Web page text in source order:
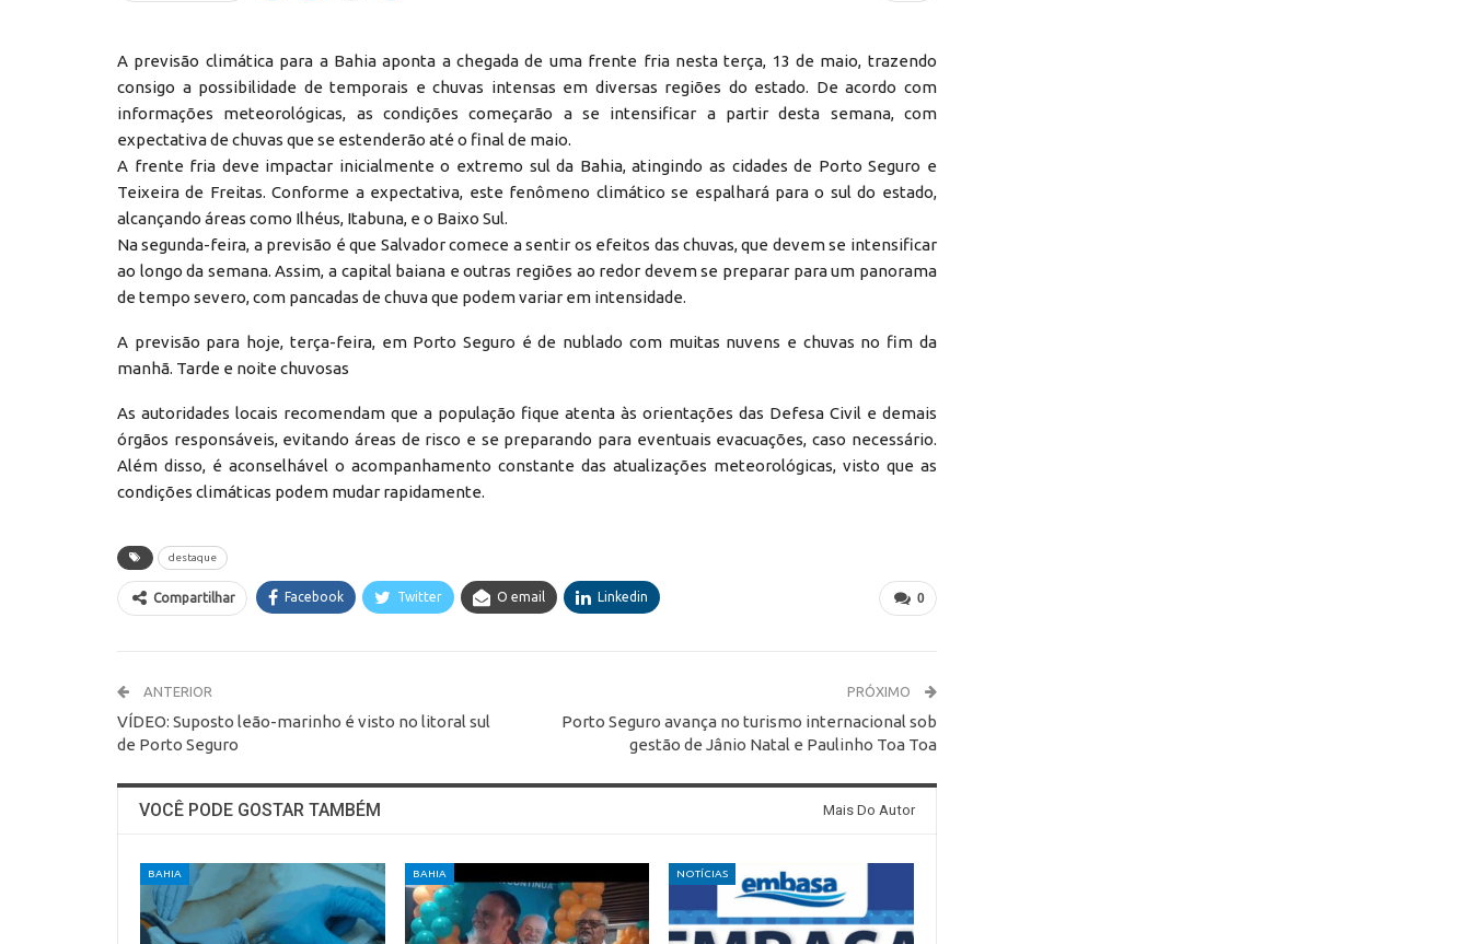
A previsão climática para a Bahia aponta a chegada de uma frente fria nesta terça, 13 de maio, trazendo
consigo a possibilidade de temporais e chuvas intensas em diversas regiões do estado. De acordo com
informações meteorológicas, as condições começarão a se intensificar a partir desta semana, com
expectativa de chuvas que se estenderão até o final de maio.
A frente fria deve impactar inicialmente o extremo sul da Bahia, atingindo as cidades de Porto Seguro e
Teixeira de Freitas. Conforme a expectativa, este fenômeno climático se espalhará para o sul do estado,
alcançando áreas como Ilhéus, Itabuna, e o Baixo Sul.
Na segunda-feira, a previsão é que Salvador comece a sentir os efeitos das chuvas, que devem se intensificar
ao longo da semana. Assim, a capital baiana e outras regiões ao redor devem se preparar para um panorama
de tempo severo, com pancadas de chuva que podem variar em intensidade.
A previsão para hoje, terça-feira, em Porto Seguro é de nublado com muitas nuvens e chuvas no fim da
manhã. Tarde e noite chuvosas
As autoridades locais recomendam que a população fique atenta às orientações das Defesa Civil e demais
órgãos responsáveis, evitando áreas de risco e se preparando para eventuais evacuações, caso necessário.
Além disso, é aconselhável o acompanhamento constante das atualizações meteorológicas, visto que as
condições climáticas podem mudar rapidamente.
destaque
0
Compartilhar Facebook Twitter O email Linkedin
ANTERIOR
VÍDEO: Suposto leão-marinho é visto no litoral sul
de Porto Seguro
PRÓXIMO
Porto Seguro avança no turismo internacional sob
gestão de Jânio Natal e Paulinho Toa Toa
VOCÊ PODE GOSTAR TAMBÉM Mais Do Autor
BAHIA BAHIA NOTÍCIAS